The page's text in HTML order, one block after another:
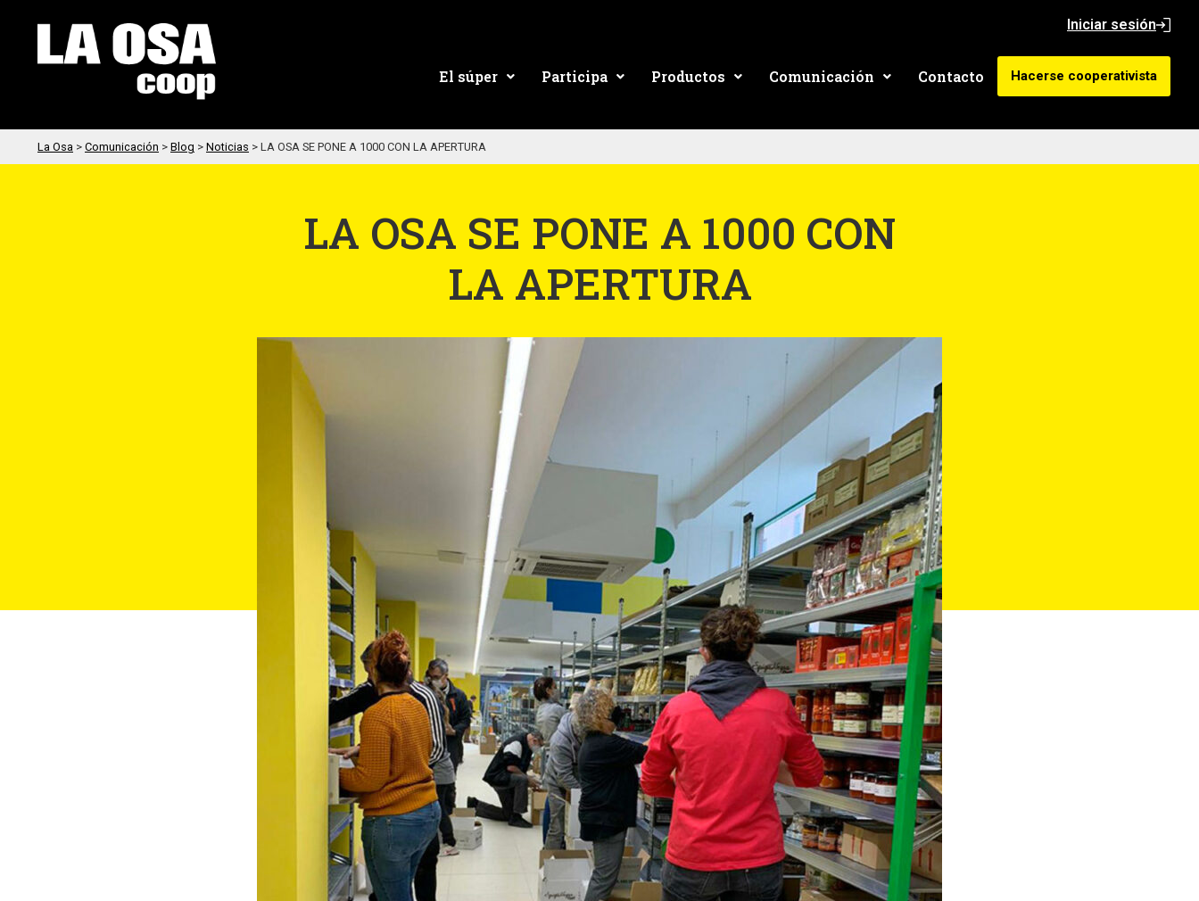
Iniciar sesión
El súper Participa Productos Comunicación Contacto Hacerse cooperativista
La Osa > Comunicación > Blog > Noticias > LA OSA SE PONE A 1000 CON LA APERTURA
LA OSA SE PONE A 1000 CON
LA APERTURA